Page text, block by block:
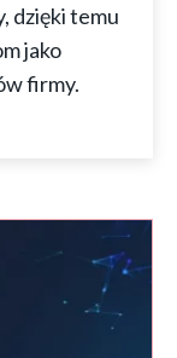
dzięki temu
jako
firmy.